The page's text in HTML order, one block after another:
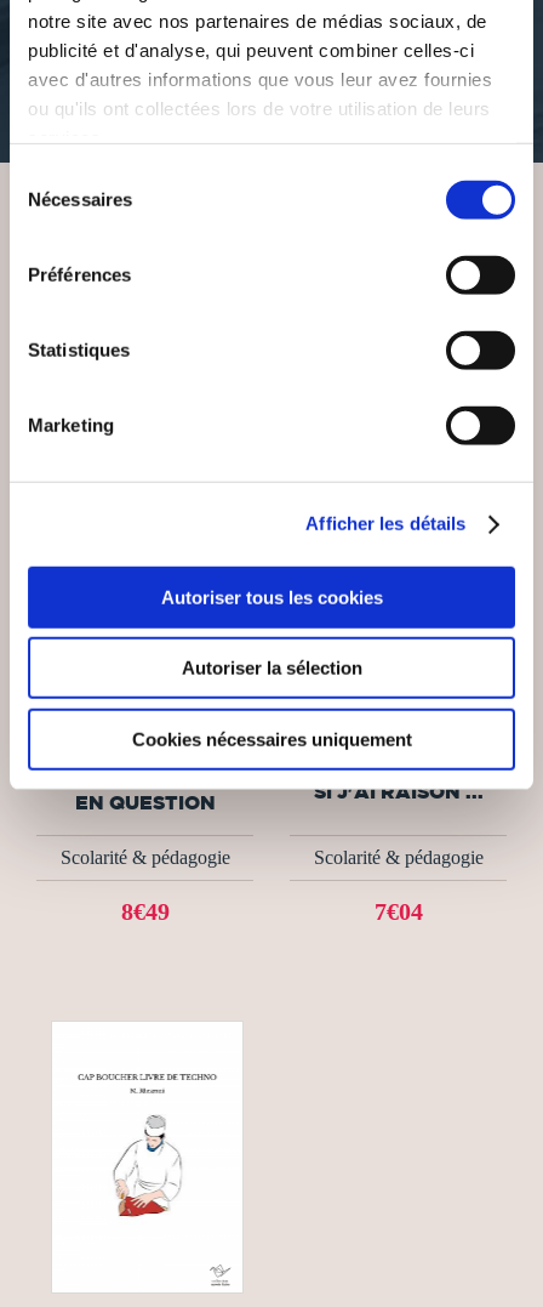
notre site avec nos partenaires de médias sociaux, de
publicité et d'analyse, qui peuvent combiner celles-ci
avec d'autres informations que vous leur avez fournies
ou qu'ils ont collectées lors de votre utilisation de leurs
Nécessaires
Préférences
Statistiques
Marketing
Afficher les détails
Autoriser tous les cookies
Autoriser la sélection
Cookies nécessaires uniquement
bibliotheque-nationale-de-
france
35€52
bibliotheque-nationale-de-
france
35€52
(0 avis)
JP MONIER
EN QUESTION
Scolarité & pédagogie
8€49
(0 avis)
JP MONIER
SI J'AI RAISON ...
Scolarité & pédagogie
7€04